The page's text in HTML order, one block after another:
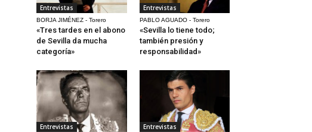
Entrevistas
BORJA JIMÉNEZ - Torero
«Tres tardes en el abono
de Sevilla da mucha
categoría»
Entrevistas
PABLO AGUADO - Torero
«Sevilla lo tiene todo;
también presión y
responsabilidad»
Entrevistas Entrevistas